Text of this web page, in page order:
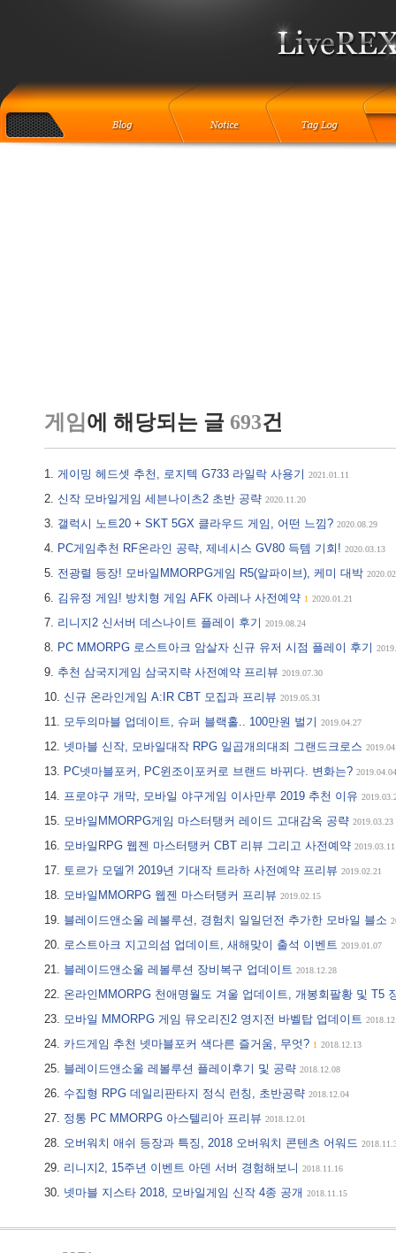
게임 에 해당되는 글 693건
게이밍 헤드셋 추천, 로지텍 G733 라일락 사용기 2021.01.11
신작 모바일게임 세븐나이츠2 초반 공략 2020.11.20
갤럭시 노트20 + SKT 5GX 클라우드 게임, 어떤 느낌? 2020.08.29
PC게임추천 RF온라인 공략, 제네시스 GV80 득템 기회! 2020.03.13
전광렬 등장! 모바일MMORPG게임 R5(알파이브), 케미 대박
김유정 게임! 방치형 게임 AFK 아레나 사전예약 1 2020.01.21
리니지2 신서버 데스나이트 플레이 후기 2019.08.24
PC MMORPG 로스트아크 암살자 신규 유저 시점 플레이 후기
추천 삼국지게임 삼국지략 사전예약 프리뷰 2019.07.30
신규 온라인게임 A:IR CBT 모집과 프리뷰 2019.05.31
모두의마블 업데이트, 슈퍼 블랙홀.. 100만원 벌기 2019.04.27
넷마블 신작, 모바일대작 RPG 일곱개의대죄 그랜드크로스
PC넷마블포커, PC윈조이포커로 브랜드 바뀌다. 변화는? 2019.04.04
프로야구 개막, 모바일 야구게임 이사만루 2019 추천 이유
모바일MMORPG게임 마스터탱커 레이드 고대감옥 공략 2019.03.23
모바일RPG 웹젠 마스터탱커 CBT 리뷰 그리고 사전예약 2019.03.11
토르가 모델?! 2019년 기대작 트라하 사전예약 프리뷰 2019.02.21
모바일MMORPG 웹젠 마스터탱커 프리뷰 2019.02.15
블레이드앤소울 레볼루션, 경험치 일일던전 추가한 모바일 블소
로스트아크 지고의섬 업데이트, 새해맞이 출석 이벤트 2019.01.07
블레이드앤소울 레볼루션 장비복구 업데이트 2018.12.28
온라인MMORPG 천애명월도 겨울 업데이트, 개봉회팔황 및 T5
모바일 MMORPG 게임 뮤오리진2 영지전 바벨탑 업데이트
카드게임 추천 넷마블포커 색다른 즐거움, 무엇? 1 2018.12.13
블레이드앤소울 레볼루션 플레이후기 및 공략 2018.12.08
수집형 RPG 데일리판타지 정식 런칭, 초반공략 2018.12.04
정통 PC MMORPG 아스텔리아 프리뷰 2018.12.01
오버워치 애쉬 등장과 특징, 2018 오버워치 콘텐츠 어워드
리니지2, 15주년 이벤트 아덴 서버 경험해보니 2018.11.16
넷마블 지스타 2018, 모바일게임 신작 4종 공개 2018.11.15